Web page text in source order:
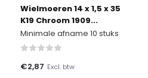
Wielmoeren 14 x 1,5 x 35
K19 Chroom 1909...
Minimale afname 10 stuks
€2,87 Excl. btw